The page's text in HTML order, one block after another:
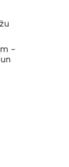
-